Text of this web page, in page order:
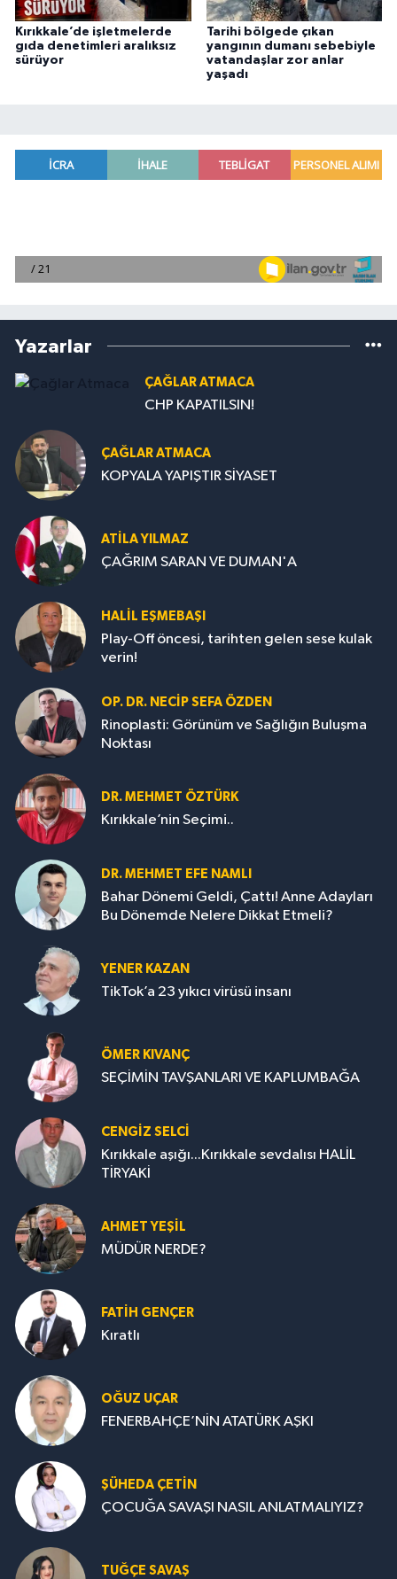
Kırıkkale’de işletmelerde
gıda denetimleri aralıksız
sürüyor
Tarihi bölgede çıkan
yangının dumanı sebebiyle
vatandaşlar zor anlar
yaşadı
Yazarlar
ÇAĞLAR ATMACA
CHP KAPATILSIN!
ÇAĞLAR ATMACA
KOPYALA YAPIŞTIR SİYASET
ATILA YILMAZ
ÇAĞRIM SARAN VE DUMAN'A
HALIL EŞMEBAŞI
Play-Off öncesi, tarihten gelen sese kulak
verin!
OP. DR. NECIP SEFA ÖZDEN
Rinoplasti: Görünüm ve Sağlığın Buluşma
Noktası
DR. MEHMET ÖZTÜRK
Kırıkkale’nin Seçimi..
DR. MEHMET EFE NAMLI
Bahar Dönemi Geldi, Çattı! Anne Adayları
Bu Dönemde Nelere Dikkat Etmeli?
YENER KAZAN
TikTok’a 23 yıkıcı virüsü insanı
ÖMER KIVANÇ
SEÇİMİN TAVŞANLARI VE KAPLUMBAĞA
CENGİZ SELCİ
Kırıkkale aşığı...Kırıkkale sevdalısı HALİL
TİRYAKİ
AHMET YEŞİL
MÜDÜR NERDE?
FATIH GENÇER
Kıratlı
OĞUZ UÇAR
FENERBAHÇE’NİN ATATÜRK AŞKI
ŞÜHEDA ÇETİN
ÇOCUĞA SAVAŞI NASIL ANLATMALIYIZ?
TUĞÇE SAVAŞ